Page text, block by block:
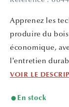
une
fenêtre
Apprenez les
produire du
économique,
l’entretien
VOIR LE
En stock